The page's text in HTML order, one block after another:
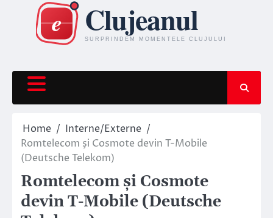
content
Home
Interne/Externe
Romtelecom şi Cosmote devin T-Mobile
(Deutsche Telekom)
Romtelecom şi Cosmote
devin T-Mobile (Deutsche